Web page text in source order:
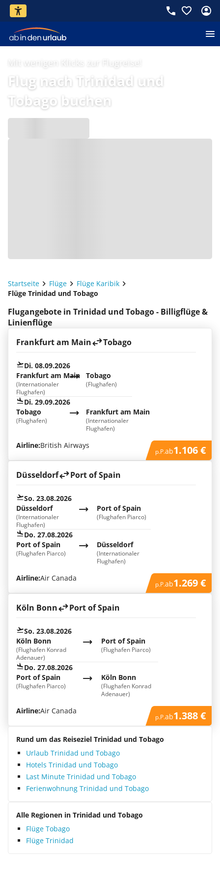
Mit wenigen Klicks zur Flugreise!
Flug nach Trinidad und
Tobago buchen
Startseite Flüge
Flüge Karibik
Flüge Trinidad und Tobago
Flugangebote in Trinidad und Tobago - Billigflüge &
Linienflüge
Frankfurt am Main
Tobago
Di. 08.09.2026
Frankfurt am Main
(Internationaler
Flughafen)
Tobago
(Flughafen)
Di. 29.09.2026
Frankfurt am Main
(Internationaler
Flughafen)
Tobago
(Flughafen)
Airline:British Airways
p.P.ab1.106 €
Düsseldorf Port of Spain
So. 23.08.2026
Düsseldorf
(Internationaler
Flughafen)
Port of Spain
(Flughafen Piarco)
Do. 27.08.2026
Düsseldorf
(Internationaler
Flughafen)
Port of Spain
(Flughafen Piarco)
Airline:Air Canada
p.P.ab1.269 €
Köln Bonn Port of Spain
So. 23.08.2026
Köln Bonn
(Flughafen Konrad
Adenauer)
Port of Spain
(Flughafen Piarco)
Do. 27.08.2026
Köln Bonn
(Flughafen Konrad
Adenauer)
Port of Spain
(Flughafen Piarco)
Airline:Air Canada
p.P.ab1.388 €
Rund um das Reiseziel Trinidad und Tobago
Urlaub Trinidad und Tobago
Hotels Trinidad und Tobago
Last Minute Trinidad und Tobago
Ferienwohnung Trinidad und Tobago
Alle Regionen in Trinidad und Tobago
Flüge Tobago
Flüge Trinidad